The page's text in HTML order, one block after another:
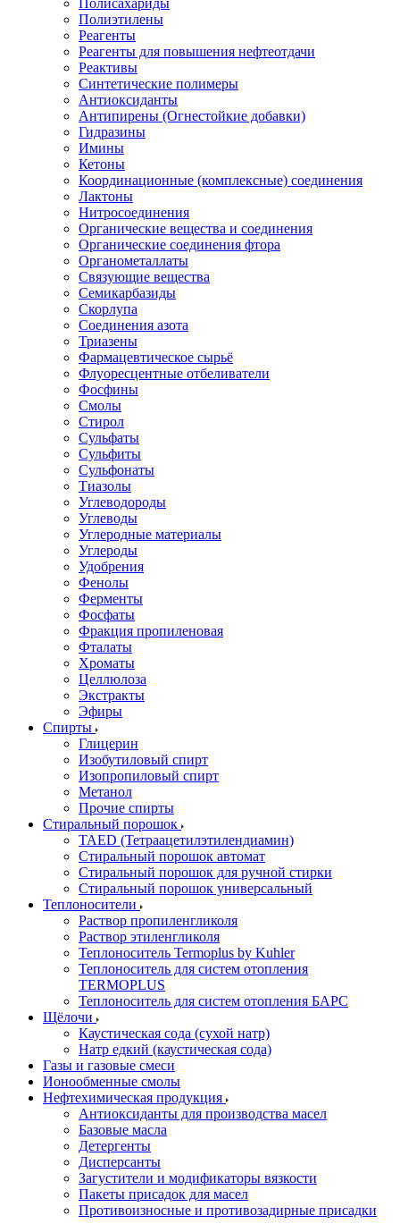
Полисахариды
Полиэтилены
Реагенты
Реагенты для повышения нефтеотдачи
Реактивы
Синтетические полимеры
Антиоксиданты
Антипирены (Огнестойкие добавки)
Гидразины
Имины
Кетоны
Координационные (комплексные) соединения
Лактоны
Нитросоединения
Органические вещества и соединения
Органические соединения фтора
Органометаллаты
Связующие вещества
Семикарбазиды
Скорлупа
Соединения азота
Триазены
Фармацевтическое сырьё
Флуоресцентные отбеливатели
Фосфины
Смолы
Стирол
Сульфаты
Сульфиты
Сульфонаты
Тиазолы
Углеводороды
Углеводы
Углеродные материалы
Углероды
Удобрения
Фенолы
Ферменты
Фосфаты
Фракция пропиленовая
Фталаты
Хроматы
Целлюлоза
Экстракты
Эфиры
Спирты
Глицерин
Изобутиловый спирт
Изопропиловый спирт
Метанол
Прочие спирты
Стиральный порошок
TAED (Тетраацетилэтилендиамин)
Стиральный порошок автомат
Стиральный порошок для ручной стирки
Стиральный порошок универсальный
Теплоносители
Раствор пропиленгликоля
Раствор этиленгликоля
Теплоноситель Termoplus by Kuhler
Теплоноситель для систем отопления
TERMOPLUS
Теплоноситель для систем отопления БАРС
Щёлочи
Каустическая сода (сухой натр)
Натр едкий (каустическая сода)
Газы и газовые смеси
Ионообменные смолы
Нефтехимическая продукция
Антиоксиданты для производства масел
Базовые масла
Детергенты
Дисперсанты
Загустители и модификаторы вязкости
Пакеты присадок для масел
Противоизносные и противозадирные присадки